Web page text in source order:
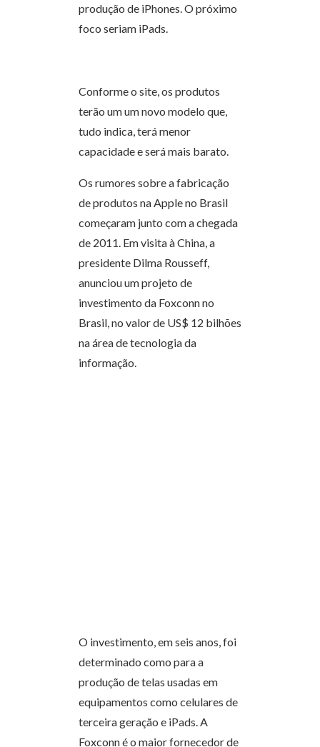
produção de iPhones. O próximo
foco seriam iPads.
Conforme o site, os produtos
terão um um novo modelo que,
tudo indica, terá menor
capacidade e será mais barato.
Os rumores sobre a fabricação
de produtos na Apple no Brasil
começaram junto com a chegada
de 2011. Em visita à China, a
presidente Dilma Rousseff,
anunciou um projeto de
investimento da Foxconn no
Brasil, no valor de US$ 12 bilhões
na área de tecnologia da
informação.
O investimento, em seis anos, foi
determinado como para a
produção de telas usadas em
equipamentos como celulares de
terceira geração e iPads. A
Foxconn é o maior fornecedor de